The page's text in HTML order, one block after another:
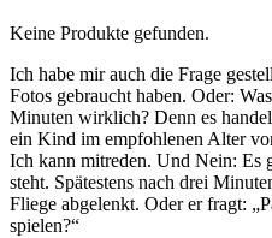
Keine Produkte gefunden.
Ich habe mir auch die Frage
Fotos gebraucht haben. Oder:
Minuten wirklich? Denn es
ein Kind im empfohlenen Alter
Ich kann mitreden. Und Nein: Es
steht. Spätestens nach drei
Fliege abgelenkt. Oder er fragt:
spielen?“